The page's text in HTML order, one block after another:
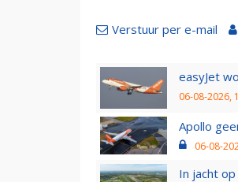
Verstuur per e-mail
easyJet
06-08-2026,
Apollo
06-08-
In jacht